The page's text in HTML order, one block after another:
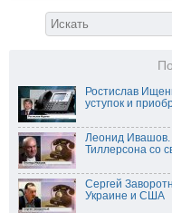
Ростислав
уступок и
Леонид Ивашов.
Тиллерсона со
Сергей
Украине и США